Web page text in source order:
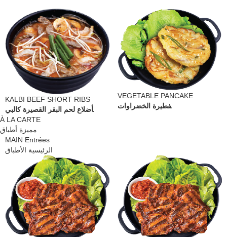
KALBI BEEF SHORT RIBS
أضلاع لحم البقر القصيرة كالبي
VEGETABLE PANCAKE
فطيرة الخضراوات
À LA CARTE
مميزة أطباق
MAIN Entrées
الرئيسية الأطباق